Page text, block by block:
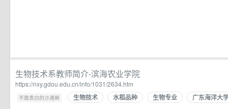
生物技术系教师简介-滨海农业学院
https://nxy.gdou.edu.cn/info/1031/2634.htm
不敢表白的沙滩裤 · 生物技术 水稻品种 生物专业 广东海洋大